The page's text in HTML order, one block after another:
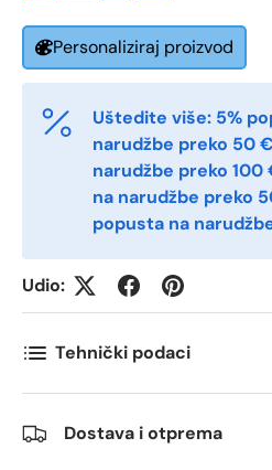
Antall *
Kommentarer
Personaliziraj proizvod
Uštedite više: 5%
narudžbe preko 50
narudžbe preko 100
na narudžbe preko
popusta na
Udio:
Tehnički podaci
Dostava i otprema